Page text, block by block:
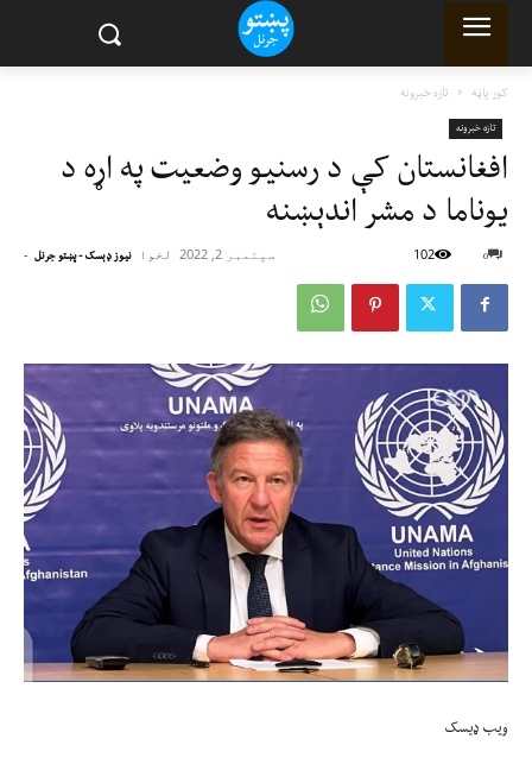
کور پاڼه تازه خبرونه
تازه خبرونه
افغانستان کې د رسنيو وضعيت په اړه د
یوناما د مشر اندېښنه
لخوا نیوز ډېسک - پښتو جرنل - سپتمبر 2, 2022 0
102
ويب ډیسک